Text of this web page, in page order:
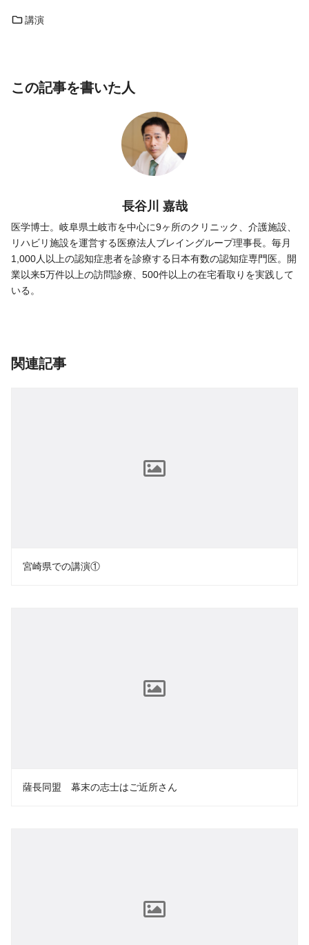
講演
この記事を書いた人
長谷川 嘉哉
医学博士。岐阜県土岐市を中心に9ヶ所のクリニック、介護施設、
リハビリ施設を運営する医療法人ブレイングループ理事長。毎月
1,000人以上の認知症患者を診療する日本有数の認知症専門医。開
業以来5万件以上の訪問診療、500件以上の在宅看取りを実践して
いる。
関連記事
宮崎県での講演①
薩長同盟 幕末の志士はご近所さん